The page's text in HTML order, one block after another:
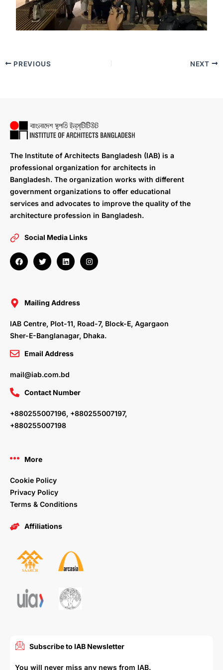
PREVIOUS NEXT
The Institute of Architects Bangladesh (IAB) is a
professional organization for architects in
Bangladesh. The organization works with different
government organizations to offer educational
services and advocates to improve the quality of the
architecture profession in Bangladesh.
Social Media Links
F
a
c
o
T
w
i
r
L
i
n
i
n
I
n
s
Mailing Address
IAB Centre, Plot-11, Road-7, Block-E, Agargaon
Sher-E-Banglanagar, Dhaka.
Email Address
mail@iab.com.bd
Contact Number
+880255007196, +880255007197,
+880255007198
More
Cookie Policy
Privacy Policy
Terms & Conditions
Affiliations
Subscribe to IAB Newsletter
You will never miss any news from IAB.